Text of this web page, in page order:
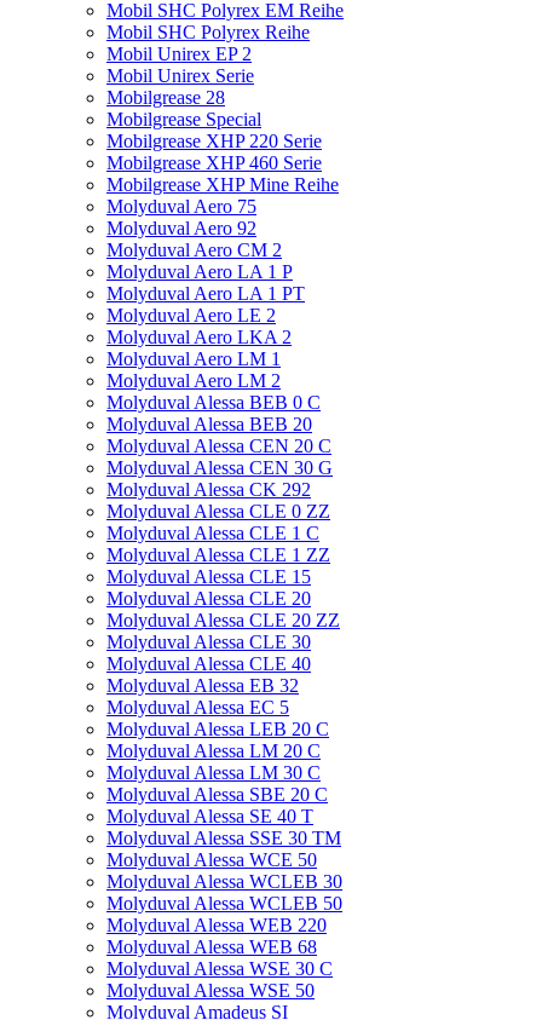
Mobil SHC Polyrex EM Reihe
Mobil SHC Polyrex Reihe
Mobil Unirex EP 2
Mobil Unirex Serie
Mobilgrease 28
Mobilgrease Special
Mobilgrease XHP 220 Serie
Mobilgrease XHP 460 Serie
Mobilgrease XHP Mine Reihe
Molyduval Aero 75
Molyduval Aero 92
Molyduval Aero CM 2
Molyduval Aero LA 1 P
Molyduval Aero LA 1 PT
Molyduval Aero LE 2
Molyduval Aero LKA 2
Molyduval Aero LM 1
Molyduval Aero LM 2
Molyduval Alessa BEB 0 C
Molyduval Alessa BEB 20
Molyduval Alessa CEN 20 C
Molyduval Alessa CEN 30 G
Molyduval Alessa CK 292
Molyduval Alessa CLE 0 ZZ
Molyduval Alessa CLE 1 C
Molyduval Alessa CLE 1 ZZ
Molyduval Alessa CLE 15
Molyduval Alessa CLE 20
Molyduval Alessa CLE 20 ZZ
Molyduval Alessa CLE 30
Molyduval Alessa CLE 40
Molyduval Alessa EB 32
Molyduval Alessa EC 5
Molyduval Alessa LEB 20 C
Molyduval Alessa LM 20 C
Molyduval Alessa LM 30 C
Molyduval Alessa SBE 20 C
Molyduval Alessa SE 40 T
Molyduval Alessa SSE 30 TM
Molyduval Alessa WCE 50
Molyduval Alessa WCLEB 30
Molyduval Alessa WCLEB 50
Molyduval Alessa WEB 220
Molyduval Alessa WEB 68
Molyduval Alessa WSE 30 C
Molyduval Alessa WSE 50
Molyduval Amadeus SI